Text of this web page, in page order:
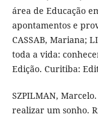
área de Educação
apontamentos e
CASSAB, Mariana;
toda a vida:
Edição. Curitiba:
SZPILMAN,
realizar um sonho.